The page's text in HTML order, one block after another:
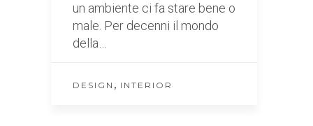
un ambiente ci fa stare bene o
male. Per decenni il mondo
della…
DESIGN , INTERIOR